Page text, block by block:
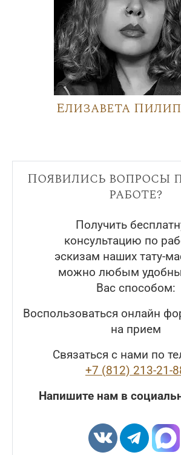
Елизавета
Появились вопросы
работе?
Получить
консультацию по
эскизам наших тату-
можно любым
Вас способом:
Воспользоваться онлайн
на прием
Связаться с нами по
+7 (812) 213-21-
Напишите нам в